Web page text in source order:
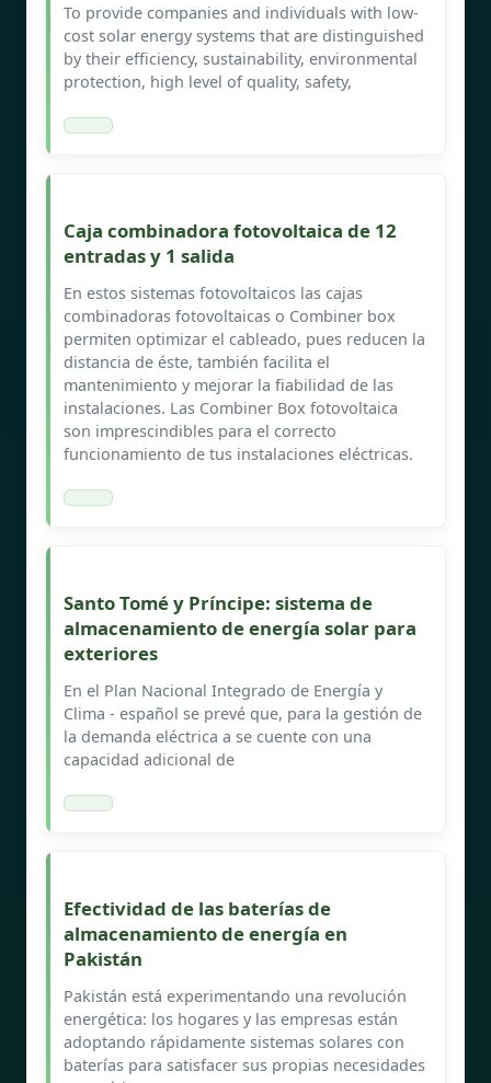
To provide companies and individuals with low-
cost solar energy systems that are distinguished
by their efficiency, sustainability, environmental
protection, high level of quality, safety,
Caja combinadora fotovoltaica de 12
entradas y 1 salida
En estos sistemas fotovoltaicos las cajas
combinadoras fotovoltaicas o Combiner box
permiten optimizar el cableado, pues reducen la
distancia de éste, también facilita el
mantenimiento y mejorar la fiabilidad de las
instalaciones. Las Combiner Box fotovoltaica
son imprescindibles para el correcto
funcionamiento de tus instalaciones eléctricas.
Santo Tomé y Príncipe: sistema de
almacenamiento de energía solar para
exteriores
En el Plan Nacional Integrado de Energía y
Clima - español se prevé que, para la gestión de
la demanda eléctrica a se cuente con una
capacidad adicional de
Efectividad de las baterías de
almacenamiento de energía en
Pakistán
Pakistán está experimentando una revolución
energética: los hogares y las empresas están
adoptando rápidamente sistemas solares con
baterías para satisfacer sus propias necesidades